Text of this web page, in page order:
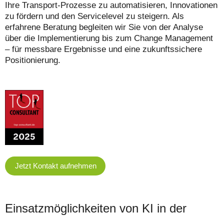
Ihre Transport-Prozesse zu automatisieren, Innovationen
zu fördern und den Servicelevel zu steigern. Als
erfahrene Beratung begleiten wir Sie von der Analyse
über die Implementierung bis zum Change Management
– für messbare Ergebnisse und eine zukunftssichere
Positionierung.
Jetzt Kontakt aufnehmen
Einsatzmöglichkeiten von KI in der